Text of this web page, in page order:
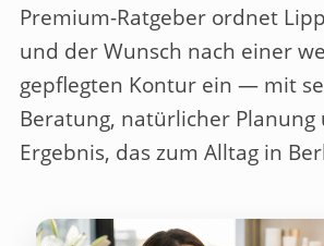
Premium-Ratgeber ordnet
und der Wunsch nach einer
gepflegten Kontur ein — mit
Beratung, natürlicher Planung
Ergebnis, das zum Alltag in